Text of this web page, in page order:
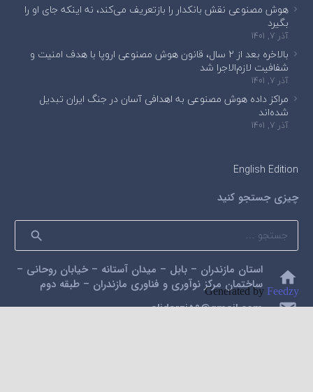
هوش مصنوعی نقش بانکدار را بازتعریف می‌کند، نه اینکه جای او را
بگیرد
آذر 7, 1401
بالاخره بعد از ۲ سال، قانون هوش مصنوعی اروپا با هدف امنیت و
شفافیت لازم‌الاجرا شد
آذر 7, 1401
مراکز داده هوش مصنوعی به اهدافی آسان در جنگ ایران تبدیل
شده‌اند
آذر 7, 1401
English Edition
چیزی جستجو کنید
جستجو
برای:
home
استان مازندران – بابل – میدان آستانه – خیابان روحانی –
ساختمان مرکز نوآوری و فناوری مازندران – طبقه دوم
mail
alidarzi59@gmail.com
Generated by Feedzy